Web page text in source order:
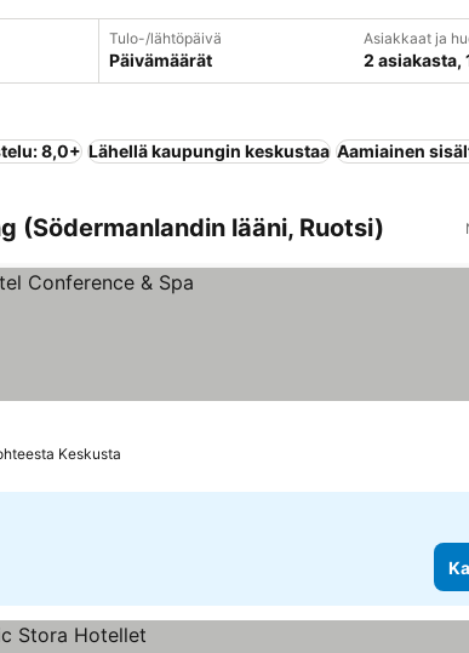
Tulo-/lähtöpäivä
Päivämäärät
Asiakkaat ja
2 asiakasta,
8,0+ Lähellä kaupungin keskustaa Aamiainen
(Södermanlandin lääni, Ruotsi)
Keskusta